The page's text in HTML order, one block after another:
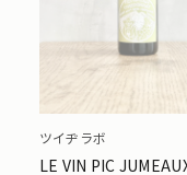
ツイヂラボ
LE VIN PIC